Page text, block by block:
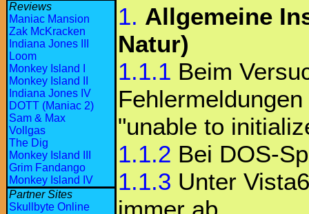
Reviews
Maniac Mansion
Zak McKracken
Indiana Jones III
Loom
Monkey Island I
Monkey Island II
Indiana Jones IV
DOTT (Maniac 2)
Sam & Max
Vollgas
The Dig
Monkey Island III
Grim Fandango
Monkey Island IV
Partner Sites
Skullbyte Online
1. Allgemeine
Natur)
1.1.1 Beim
"unable to
1.1.2 Bei DOS-
1.1.3 Unter